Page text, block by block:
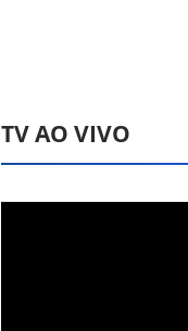
TV AO VIVO